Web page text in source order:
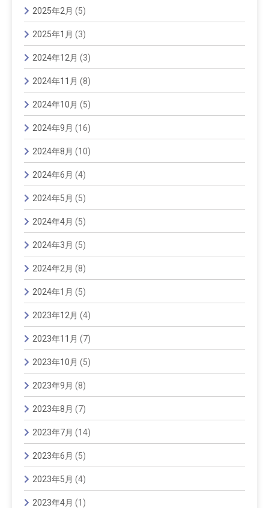
2025年2月 (5)
2025年1月 (3)
2024年12月 (3)
2024年11月 (8)
2024年10月 (5)
2024年9月 (16)
2024年8月 (10)
2024年6月 (4)
2024年5月 (5)
2024年4月 (5)
2024年3月 (5)
2024年2月 (8)
2024年1月 (5)
2023年12月 (4)
2023年11月 (7)
2023年10月 (5)
2023年9月 (8)
2023年8月 (7)
2023年7月 (14)
2023年6月 (5)
2023年5月 (4)
2023年4月 (1)